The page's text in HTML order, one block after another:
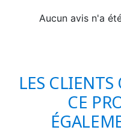
Aucun avis n'a
LES
CE